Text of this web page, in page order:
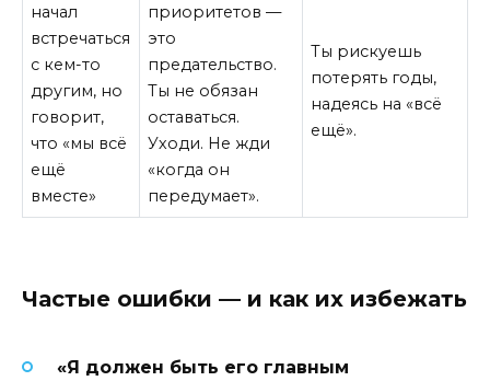
начал
встречаться
с кем-то
другим, но
говорит,
что «мы всё
ещё
вместе»
приоритетов —
это
предательство.
Ты не обязан
оставаться.
Уходи. Не жди
«когда он
передумает».
Ты рискуешь
потерять годы,
надеясь на «всё
ещё».
Частые ошибки — и как их избежать
«Я должен быть его главным